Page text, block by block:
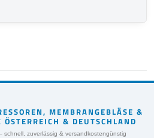
MEMBRANGEBLÄSE &
& DEUTSCHLAND
schnell, zuverlässig & versandkostengünstig